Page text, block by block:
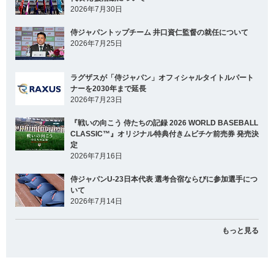
2026年7月30日
侍ジャパントップチーム 井口資仁監督の就任について
2026年7月25日
ラグザスが「侍ジャパン」オフィシャルタイトルパート
ナーを2030年まで延長
2026年7月23日
『戦いの向こう 侍たちの記録 2026 WORLD BASEBALL
CLASSIC™』オリジナル特典付きムビチケ前売券 発売決
定
2026年7月16日
侍ジャパンU-23日本代表 選考合宿ならびに参加選手につ
いて
2026年7月14日
もっと見る